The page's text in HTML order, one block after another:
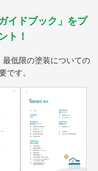
イドブック」をプ
ト！
低限の塗装についての
です。